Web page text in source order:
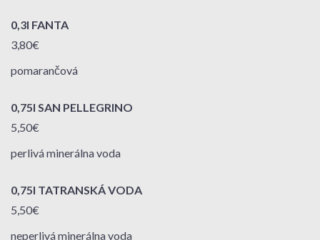
0,3l FANTA
3,80€
pomarančová
0,75l SAN PELLEGRINO
5,50€
perlivá minerálna voda
0,75l TATRANSKÁ VODA
5,50€
neperlivá minerálna voda